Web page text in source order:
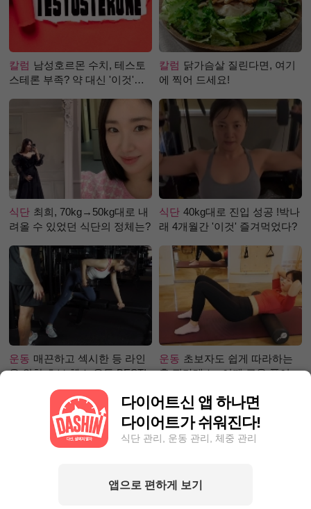
칼럼 남성호르몬 수치, 테스토
스테론 부족? 약 대신 '이것'으
칼럼 닭가슴살 질린다면, 여기
에 찍어 드세요!
식단 최희, 70kg→50kg대로 내
려올 수 있었던 식단의 정체는?
식단 40kg대로 진입 성공 !박나
래 4개월간 '이것' 즐겨먹었다?
운동 매끈하고 섹시한 등 라인
을 위한 초보 헬스 운동 BEST!
운동 초보자도 쉽게 따라하는
홈 필라테스 –어깨 근육 풀어주
다이어트신 앱 하나면
다이어트가 쉬워진다!
식단 관리, 운동 관리, 체중 관리
앱으로 편하게 보기